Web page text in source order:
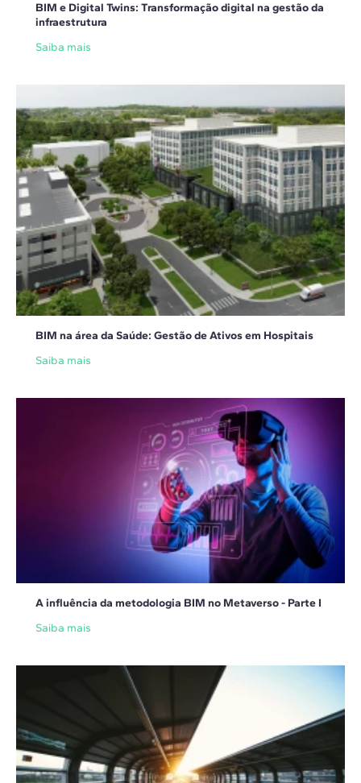
BIM e Digital Twins: Transformação digital na gestão da
infraestrutura
Saiba mais
BIM na área da Saúde: Gestão de Ativos em Hospitais
Saiba mais
A influência da metodologia BIM no Metaverso - Parte I
Saiba mais